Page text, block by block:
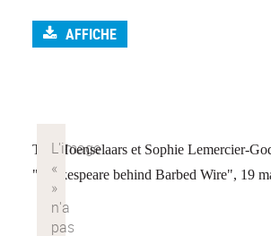
AFFICHE
Ton Hoenselaars et Sophie Lemercier-
"Shakespeare behind Barbed Wire", 19